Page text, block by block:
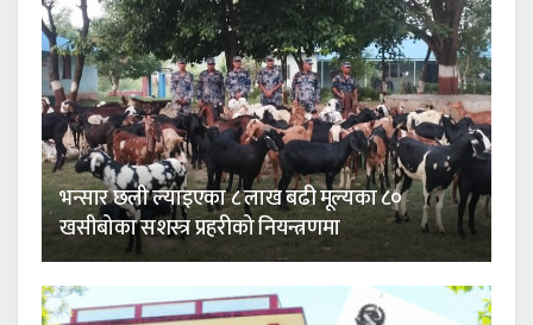
भन्सार छली ल्याइएका ८ लाख बढी मूल्यका ८०
खसीबोका सशस्त्र प्रहरीको नियन्त्रणमा